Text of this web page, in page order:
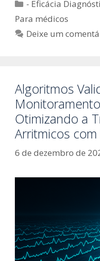
- Eficácia
Para médicos
Deixe um
Algoritmos
Otimizando a
Arritmicos com
6 de dezembro de